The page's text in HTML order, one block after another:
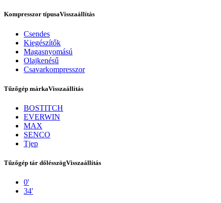
Kompresszor típusaVisszaállítás
Csendes
Kiegészítők
Magasnyomású
Olajkenésű
Csavarkompresszor
Tűzőgép márkaVisszaállítás
BOSTITCH
EVERWIN
MAX
SENCO
Tjep
Tűzőgép tár dőlésszögVisszaállítás
0'
34'